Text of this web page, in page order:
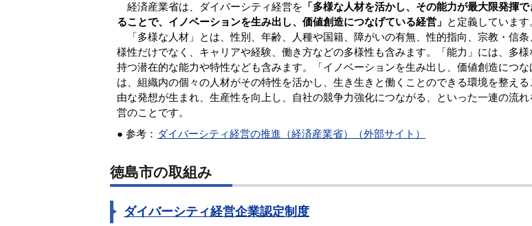
経済産業省は、ダイバーシティ経営を 「多様な人材を活かし、その能力が最大限発揮
ることで、イノベーションを生み出し、価値創造につなげている経営」 と定義しています
「多様な人材」とは、性別、年齢、人種や国籍、障がいの有無、性的指向、宗教・信条
様性だけでなく、キャリアや経験、働き方などの多様性も含みます。「能力」には、多
持つ潜在的な能力や特性なども含みます。「イノベーションを生み出し、価値創造につな
は、組織内の個々の人材がその特性を活かし、生き生きと働くことのできる環境を整える
由な発想が生まれ、生産性を向上し、自社の競争力強化につながる、といった一連の流
営のことです。
● 参考： ダイバーシティ経営の推進（経済産業省）（外部サイト）
徳島市の取組み
ダイバーシティ経営企業認定制度